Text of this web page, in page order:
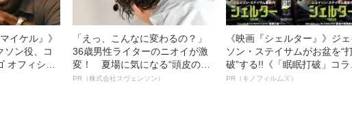
イケル』》
ソン役、コ
オフィシャ
「えっ、こんなに変わるの？」
36歳男性ライターのニオイが激
変！ 夏場に気になる“頭皮のニ
オイ”や“ベタつき”を解消す
PR（株式会社スヴェンソン）
《映画『シェルター』》ジェ
ソン・ステイサムがお盆を“
破”する!!《「眠眠打破」コラ
ボ》
PR（キノフィルムズ）